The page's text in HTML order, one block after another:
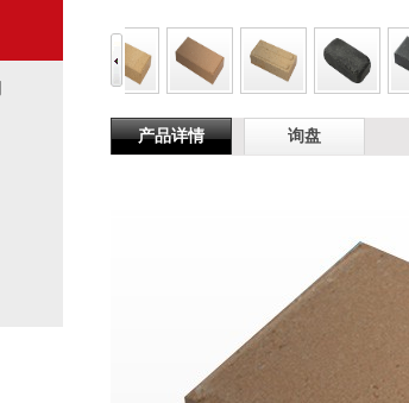
产品详情 询盘